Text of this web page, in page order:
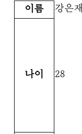
이름
강은재
나이 28